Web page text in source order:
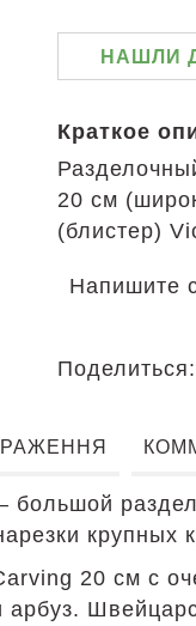
НАШЛИ
Краткое
20 см
(блистер)
Напишите
Поделиться:
большой
крупных
20 см с